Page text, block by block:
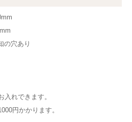
の穴あり
入れできます。
円かかります。